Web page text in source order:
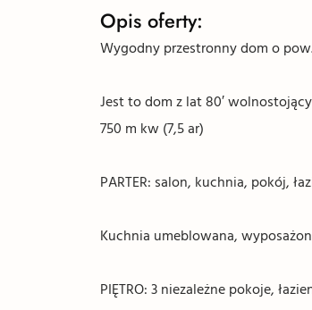
Opis oferty:
Wygodny przestronny dom o
Jest to dom z lat 80′
750 m kw (7,5 ar)
PARTER: salon, kuchnia, pokój,
Kuchnia umeblowana,
PIĘTRO: 3 niezależne pokoje,